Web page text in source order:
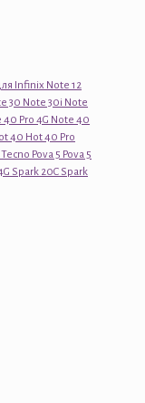
Infinix Note 12
30 Note 30i Note
Pro 4G Note 40
40 Hot 40 Pro
Pova 5 Pova 5
Spark 20C Spark